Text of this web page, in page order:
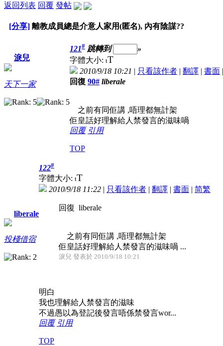
返回列表 回覆 發帖
[分享] 離教成員總是介意人家用(匿名), 內有陰謀??
淚兒
天下一家
121# 跳轉到
»
字體大小: tT
2010/9/18 10:21 | 只看該作者 | 翻譯 | 書面
回復 90# liberale
之前有同佢講 ,唔理都無計架
佢皇話好理解給人禁發言的滋味喎
回覆 引用
TOP
liberale
投棧借宿
122#
字體大小: tT
2010/9/18 11:22 | 只看該作者 | 翻譯 | 書面 | 简繁
回復 liberale
之前有同佢講 ,唔理都無計架
佢皇話好理解給人禁發言的滋味喎 ...
淚兒 發表於 2010/9/18 10:21
明白
我也理解給人禁發言的滋味
不過愚以為登記後發言唔係禁發言wor...
回覆 引用
TOP